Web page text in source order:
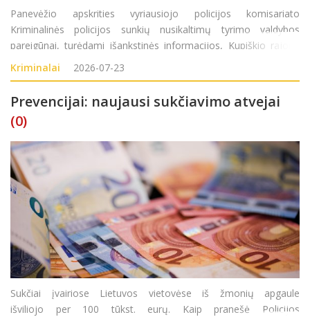
Panevėžio apskrities vyriausiojo policijos komisariato
Kriminalinės policijos sunkių nusikaltimų tyrimo valdybos
pareigūnai, turėdami išankstinės informacijos, Kupiškio rajone
surado didelį kiekį sodyboje auginamų kanapių augalų. Atlikę
kratą Kupiškio rajono gyventojo (
Kriminalai 2026-07-23
Prevencijai: naujausi sukčiavimo atvejai
(0)
Sukčiai įvairiose Lietuvos vietovėse iš žmonių apgaule
išviliojo per 100 tūkst. eurų. Kaip pranešė Policijos